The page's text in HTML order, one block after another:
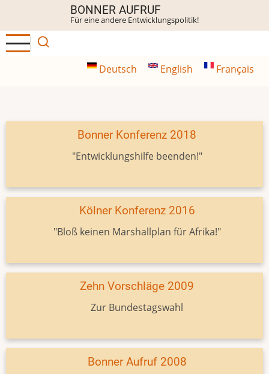
Inhalt
BONNER AUFRUF
Für eine andere Entwicklungspolitik!
Deutsch English Français
Bonner Konferenz 2018
"Entwicklungshilfe beenden!"
Kölner Konferenz 2016
"Bloß keinen Marshallplan für Afrika!"
Zehn Vorschläge 2009
Zur Bundestagswahl
Bonner Aufruf 2008